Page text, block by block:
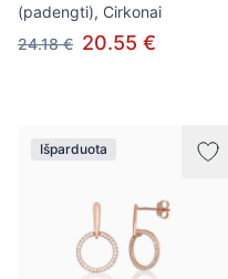
(padengti), Cirkonai
24.18 € 20.55 €
Išparduota